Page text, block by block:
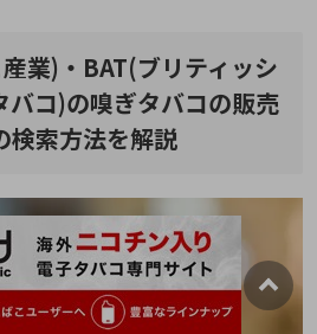
業)・BAT(ブリティッシ
バコ)の嗅ぎタバコの販売
検索方法を解説